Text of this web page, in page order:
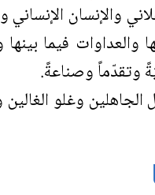
والإنسان
والعداوات فيما
وتقدّماً وصناعةً.
وغلو